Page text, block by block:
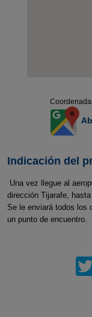
Indicación del
Una vez llegue al
dirección Tijarafe,
Se le enviará todos los
un punto de encuentro.